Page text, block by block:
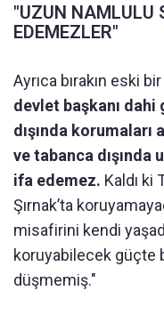
"UZUN NAMLULU
EDEMEZLER"
Ayrıca bırakın eski
devlet başkanı dahi
dışında
ve tabanca
ifa edemez. Kaldı
Şırnak’ta
misafirini kendi
koruyabilecek güçte
düşmemiş."